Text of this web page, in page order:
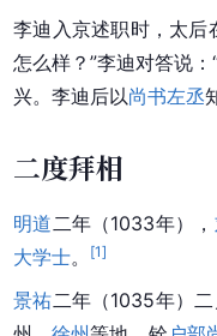
李迪入京述职时，太后
怎么样？”李迪对答说
兴。李迪后以尚书左丞
二度拜相
明道二年（1033年），
大学士。 [1]
景祐二年（1035年）